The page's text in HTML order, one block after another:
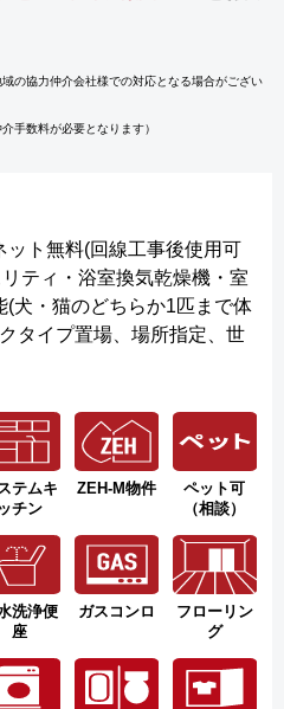
ト無料(回線工事後使用可
ティ・浴室換気乾燥機・室
(犬・猫のどちらか1匹まで体
タイプ置場、場所指定、世
テムキ
ッチン
ZEH-M物件
ペット可
（相談）
洗浄便
座
ガスコンロ
フローリン
グ
域の協力仲介会社様での対応となる場合がござい
手数料が必要となります）